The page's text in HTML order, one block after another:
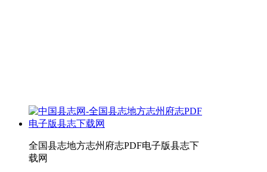
全国县志地方志州府志PDF电子版县志下
载网